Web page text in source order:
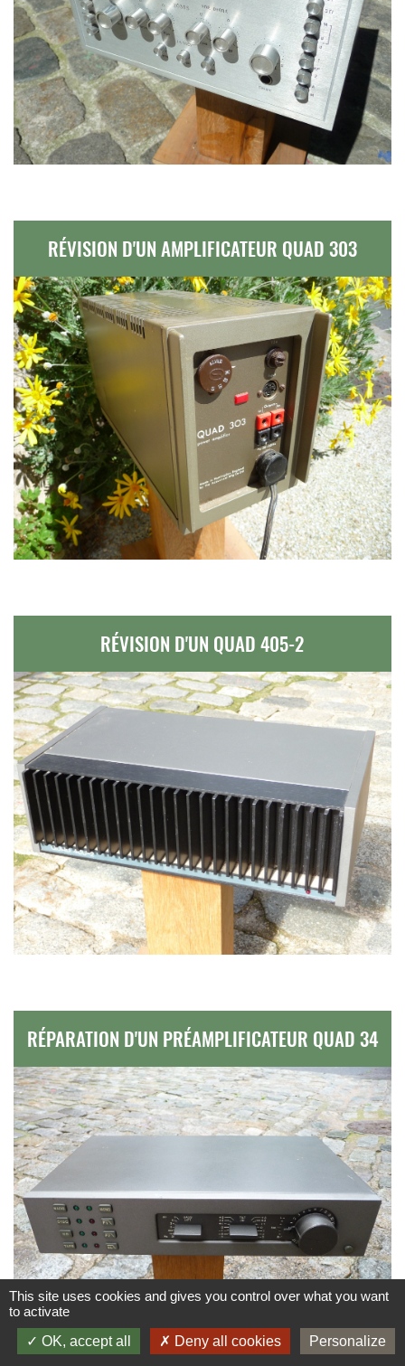
RÉVISION D'UN AMPLIFICATEUR QUAD 303
RÉVISION D'UN QUAD 405-2
RÉPARATION D'UN PRÉAMPLIFICATEUR QUAD 34
This site uses cookies and gives you control over what you want
to activate
OK, accept all
Deny all cookies Personalize